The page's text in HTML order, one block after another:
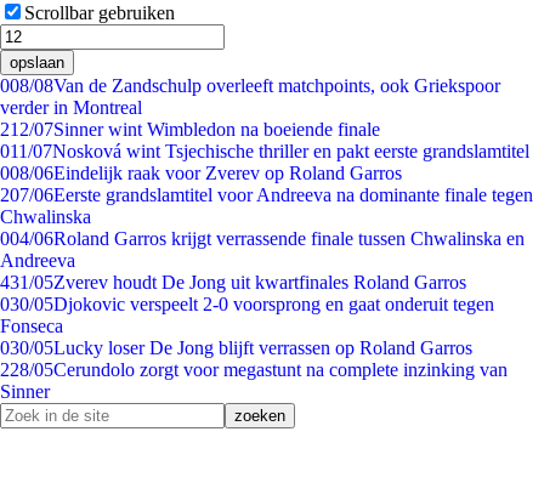
Scrollbar gebruiken
opslaan
008/08Van de Zandschulp overleeft matchpoints, ook Griekspoor
verder in Montreal
212/07Sinner wint Wimbledon na boeiende finale
011/07Nosková wint Tsjechische thriller en pakt eerste grandslamtitel
008/06Eindelijk raak voor Zverev op Roland Garros
207/06Eerste grandslamtitel voor Andreeva na dominante finale tegen
Chwalinska
004/06Roland Garros krijgt verrassende finale tussen Chwalinska en
Andreeva
431/05Zverev houdt De Jong uit kwartfinales Roland Garros
030/05Djokovic verspeelt 2-0 voorsprong en gaat onderuit tegen
Fonseca
030/05Lucky loser De Jong blijft verrassen op Roland Garros
228/05Cerundolo zorgt voor megastunt na complete inzinking van
Sinner